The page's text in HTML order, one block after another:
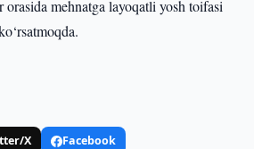
mehnatga layoqatli yosh toifasi
X
Facebook